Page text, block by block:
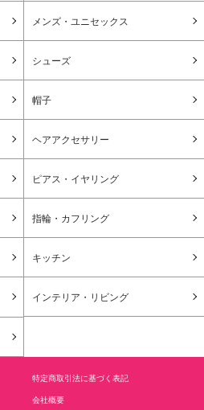
メンズ・ユニセックス
シューズ
帽子
ヘアアクセサリー
ピアス・イヤリング
指輪・カフリング
キッチン
インテリア・リビング
特定商取引法に基づく表記
会社概要